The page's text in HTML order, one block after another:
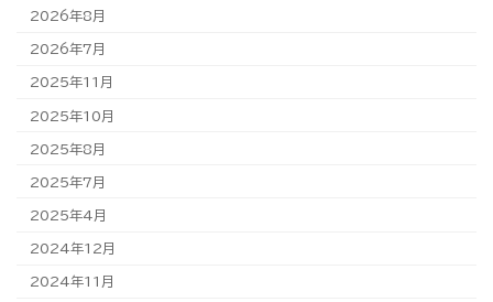
2026年8月
2026年7月
2025年11月
2025年10月
2025年8月
2025年7月
2025年4月
2024年12月
2024年11月